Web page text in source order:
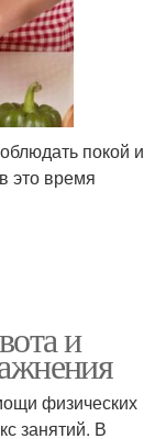
покой и
это время
и
физических
занятий. В